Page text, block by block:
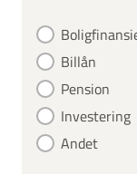
Billån
Pension
Investering
Andet